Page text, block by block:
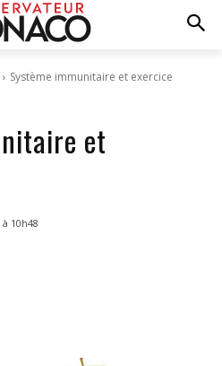
Système immunitaire et exercice
et
10h48